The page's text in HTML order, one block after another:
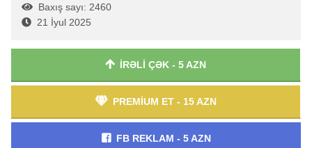
Baxış sayı: 2460
21 İyul 2025
İRƏLİ ÇƏK - 5 AZN
PREMİUM ET - 15 AZN
FB REKLAM - 5 AZN